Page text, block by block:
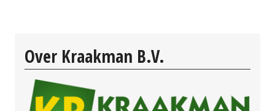
Over Kraakman B.V.